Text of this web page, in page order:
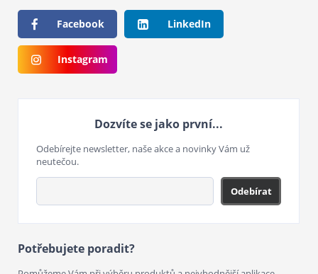
Facebook LinkedIn
Instagram
Dozvíte se jako první...
Odebírejte newsletter, naše akce a novinky Vám už
neutečou.
Odebírat
Potřebujete poradit?